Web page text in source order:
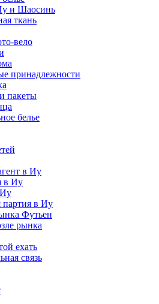
и Шаосинь
ткань
вело
принадлежности
пакеты
белье
в Иу
в Иу
в Иу
Футьен
рынка
ехать
связь